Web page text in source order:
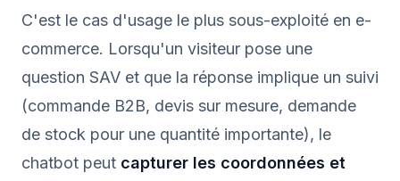
C'est le cas d'usage le plus sous-exploité en e-
commerce. Lorsqu'un visiteur pose une
question SAV et que la réponse implique un suivi
(commande B2B, devis sur mesure, demande
de stock pour une quantité importante), le
chatbot peut capturer les coordonnées et